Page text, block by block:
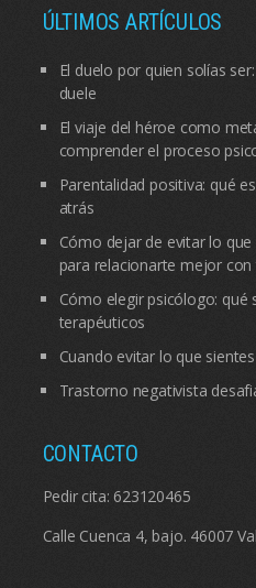
ÚLTIMOS ARTÍCULOS
El duelo por quien solías
duele
El viaje del héroe como
comprender el proceso
Parentalidad positiva: qué
atrás
Cómo dejar de evitar lo que
para relacionarte mejor
Cómo elegir psicólogo: qué
terapéuticos
Cuando evitar lo que
Trastorno negativista
CONTACTO
Pedir cita: 623120465
Calle Cuenca 4, bajo. 46007